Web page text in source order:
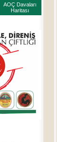
AOÇ Davaları
Haritası